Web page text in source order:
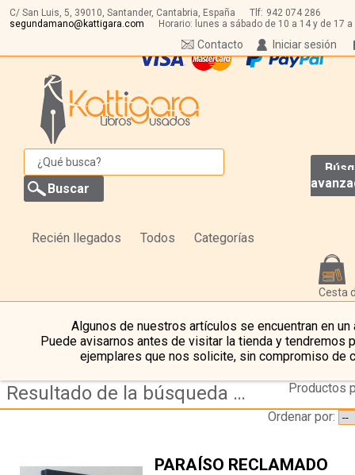
C/ San Luis, 5, 39010, Santander, Cantabria, España Tlf: 942 074 286
segundamano@kattigara.com
Horario: lunes a sábado de 10 a 14 y de 17 a
Iniciar sesión
Contacto
Recién llegados Todos Categorías
Cesta
Algunos de nuestros artículos se encuentran en un
Puede avisarnos antes de visitar la tienda y tendremos
ejemplares que nos solicite, sin compromiso de
Resultado de la búsqueda de autor laxness,-halldor
Productos
Ordenar por:
PARAÍSO RECLAMADO